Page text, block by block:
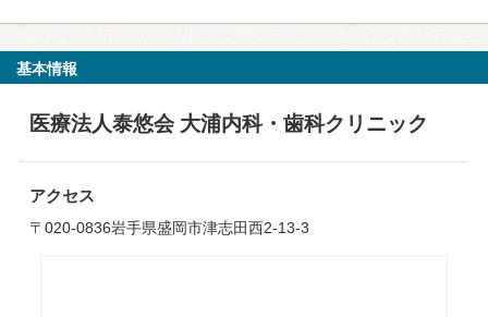
基本情報
医療法人泰悠会 大浦内科・歯科クリニック
アクセス
〒020-0836岩手県盛岡市津志田西2-13-3